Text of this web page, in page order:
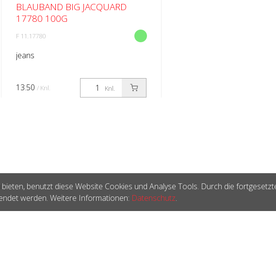
BLAUBAND BIG JACQUARD
17780 100G
F 11.17780
jeans
Knl.
13.50 / Knl.
benutzt diese Website Cookies und Analyse Tools. Durch die
werden. Weitere Informationen: Datenschutz.